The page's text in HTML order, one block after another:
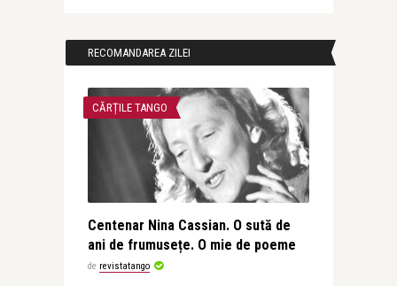
RECOMANDAREA ZILEI
CĂRȚILE TANGO
Centenar Nina Cassian. O sută de
ani de frumusețe. O mie de poeme
de revistatango